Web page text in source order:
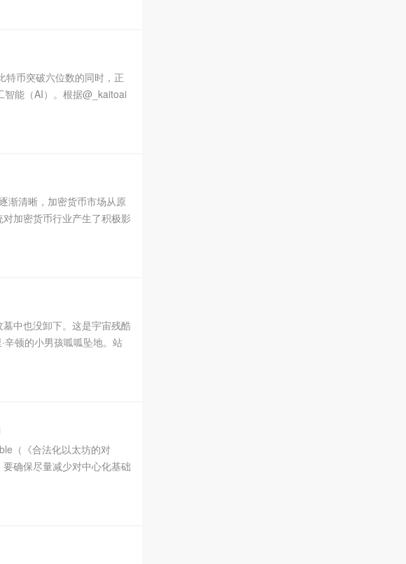
特币突破六位数的同时，正
能（AI）。根据@_kaitoai
渐清晰，加密货币市场从原
加密货币行业产生了积极影
中也没卸下。这是宇宙残酷
辛顿的小男孩呱呱坠地。站
（《合法化以太坊的对
确保尽量减少对中心化基础